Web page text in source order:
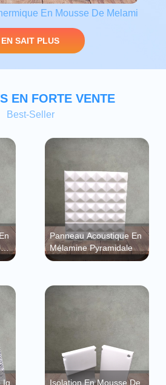
En Mousse De Melami
EN SAIT PLUS
EN FORTE VENTE
Best-Seller
Panneau Acoustique En
Mélamine Pyramidale
Ig
Isolation En Mousse De